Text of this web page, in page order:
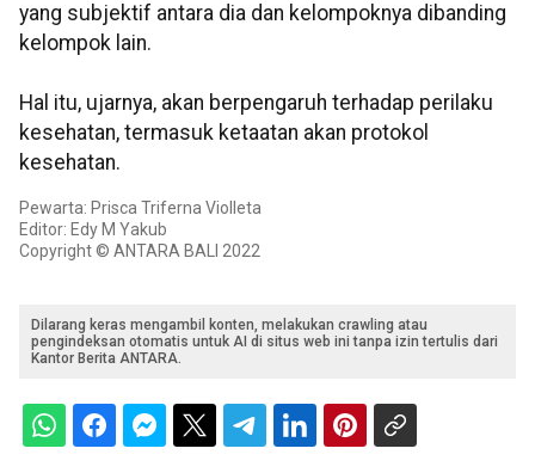
yang subjektif antara dia dan kelompoknya dibanding
kelompok lain.
Hal itu, ujarnya, akan berpengaruh terhadap perilaku
kesehatan, termasuk ketaatan akan protokol
kesehatan.
Pewarta: Prisca Triferna Violleta
Editor: Edy M Yakub
Copyright © ANTARA BALI 2022
Dilarang keras mengambil konten, melakukan crawling atau
pengindeksan otomatis untuk AI di situs web ini tanpa izin tertulis dari
Kantor Berita ANTARA.